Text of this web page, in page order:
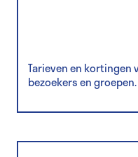
Tarieven en kortingen
bezoekers en groepen.